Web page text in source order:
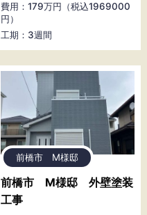
費用：179万円（税込1969000
円）
工期：3週間
前橋市 M様邸
前橋市 M様邸 外壁塗装
工事